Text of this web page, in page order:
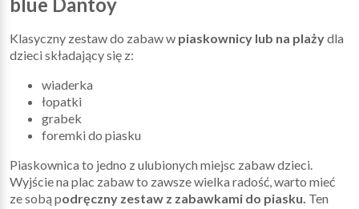
Klasyczny zestaw do zabaw w piaskownicy lub na plażydla
dzieci składający się z:
wiaderka
łopatki
grabek
foremki do piasku
Piaskownica to jedno z ulubionych miejsc zabaw dzieci.
Wyjście na plac zabaw to zawsze wielka radość, warto mieć
ze sobą podręczny zestaw z zabawkami do piasku. Ten